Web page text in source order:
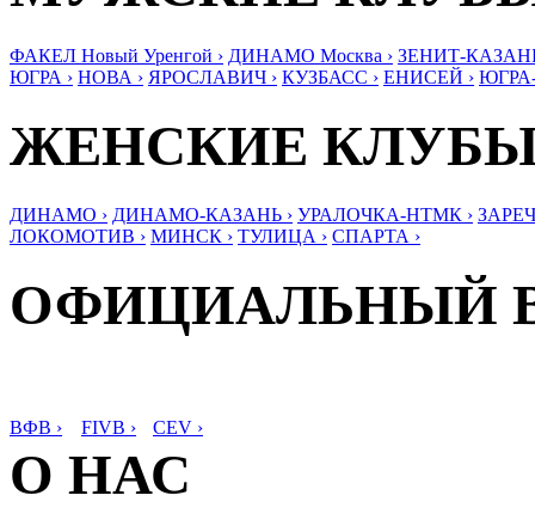
ФАКЕЛ Новый Уренгой › ДИНАМО Москва › ЗЕНИТ-
ЮГРА › НОВА › ЯРОСЛАВИЧ › КУЗБАСС › ЕНИСЕЙ ›
ЖЕНСКИЕ
ДИНАМО › ДИНАМО-КАЗАНЬ › УРАЛОЧКА-НТМК ›
ЛОКОМОТИВ › МИНСК › ТУЛИЦА › СПАРТА ›
ОФИЦИАЛЬНЫЙ
ВФВ › FIVB › CEV ›
О НАС